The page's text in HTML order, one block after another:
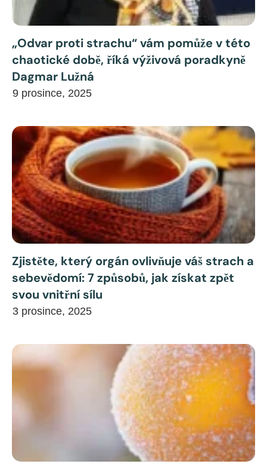
„Odvar proti strachu“ vám pomůže v této
chaotické době, říká výživová poradkyně
Dagmar Lužná
9 prosince, 2025
Zjistěte, který orgán ovlivňuje váš strach a
sebevědomí: 7 způsobů, jak získat zpět
svou vnitřní sílu
3 prosince, 2025